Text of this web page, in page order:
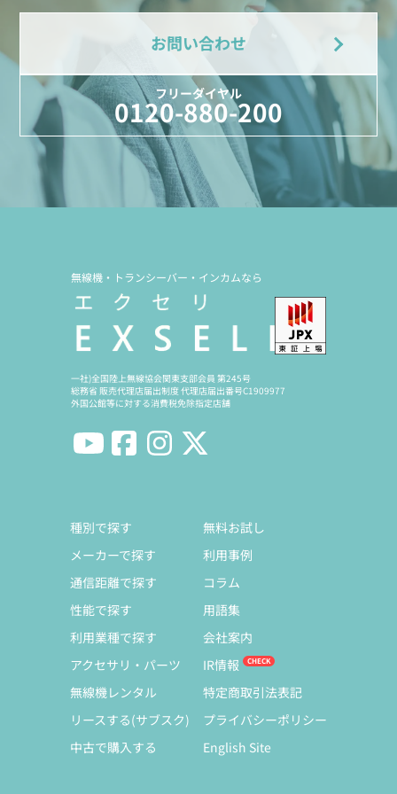
お問い合わせ
フリーダイヤル
0120-880-200
無線機・トランシーバー・インカムなら
一社)全国陸上無線協会関東支部会員 第245号
総務省 販売代理店届出制度 代理店届出番号C1909977
外国公館等に対する消費税免除指定店舗
種別で探す
メーカーで探す
通信距離で探す
性能で探す
利用業種で探す
アクセサリ・パーツ
無線機レンタル
リースする(サブスク)
中古で購入する
無料お試し
利用事例
コラム
用語集
会社案内
IR情報
特定商取引法表記
プライバシーポリシー
English Site